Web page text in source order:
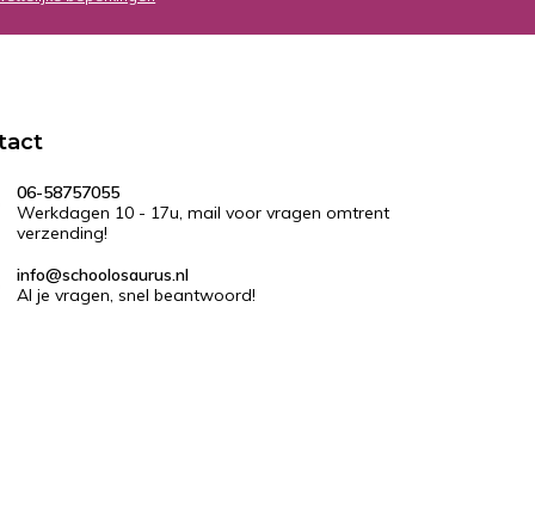
06-58757055
Werkdagen 10 - 17u, mail voor vragen omtrent
verzending!
info@schoolosaurus.nl
Al je vragen, snel beantwoord!